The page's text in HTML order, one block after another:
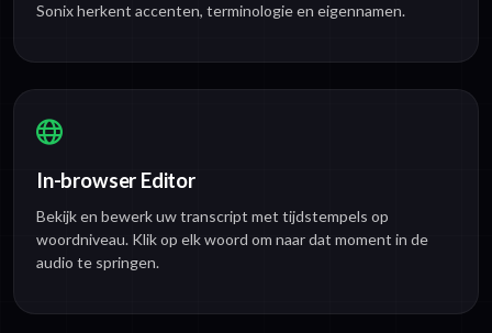
Sonix herkent accenten, terminologie en eigennamen.
In-browser Editor
Bekijk en bewerk uw transcript met tijdstempels op
woordniveau. Klik op elk woord om naar dat moment in de
audio te springen.